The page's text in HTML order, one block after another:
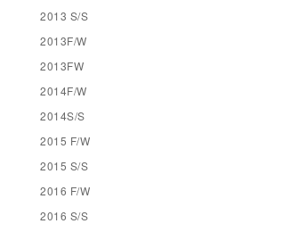
2013 S/S
2013F/W
2013FW
2014F/W
2014S/S
2015 F/W
2015 S/S
2016 F/W
2016 S/S